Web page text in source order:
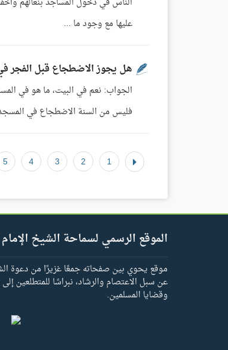
عليها مع وجود ما ...
هل يجوز الاضطجاع قبل الفجر
الجواب: نعم في البيت، ما هو في
فليس من السنة الاضطجاع في
1
2
3
4
5
الموقع الرسمي لسماحة الشيخ الإمام
موقع يحوي بين صفحاته جمعًا غزيرًا من دعوة
عن سبل الاعتصام والرشاد، نبراسًا للمتطلعين
وقضايا المسلمين.